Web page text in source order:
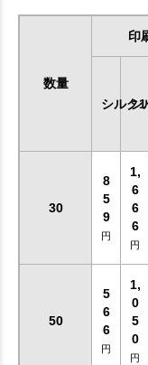
数量
印
シルク
シ
30
8
5
9
円
1,
6
6
6
円
50
5
6
6
円
1,
0
5
0
円